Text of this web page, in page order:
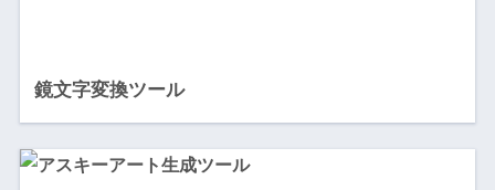
鏡文字変換ツール